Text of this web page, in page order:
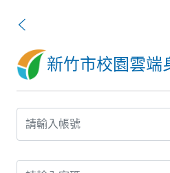
新竹市校園雲端